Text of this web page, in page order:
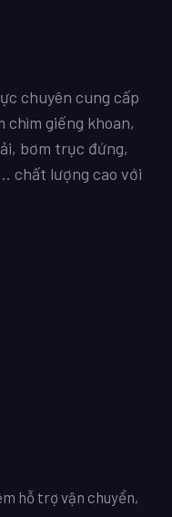
chuyên cung cấp
chìm giếng khoan,
bơm trục đứng,
chất lượng cao với
hỗ trợ vận chuyển,